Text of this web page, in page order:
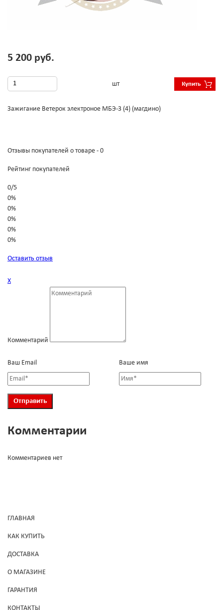
5 200 руб.
шт Купить
Зажигание Ветерок электроное МБЭ-3 (4) (магдино)
Отзывы покупателей о товаре - 0
Рейтинг покупателей
0/5
0%
0%
0%
0%
0%
Оставить отзыв
Х
Комментарий
Ваш Email Ваше имя
Комментарии
Комментариев нет
ГЛАВНАЯ
КАК КУПИТЬ
ДОСТАВКА
О МАГАЗИНЕ
ГАРАНТИЯ
КОНТАКТЫ